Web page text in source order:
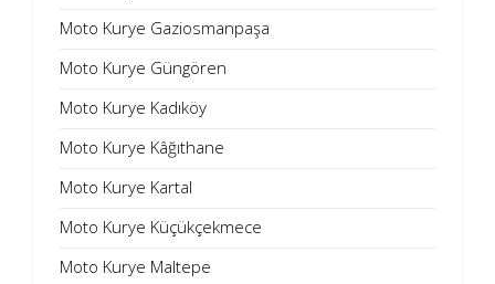
Moto Kurye Gaziosmanpaşa
Moto Kurye Güngören
Moto Kurye Kadıköy
Moto Kurye Kâğıthane
Moto Kurye Kartal
Moto Kurye Küçükçekmece
Moto Kurye Maltepe